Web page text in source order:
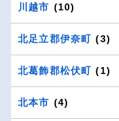
川越市 (10)
北足立郡伊奈町 (3)
北葛飾郡松伏町 (1)
北本市 (4)